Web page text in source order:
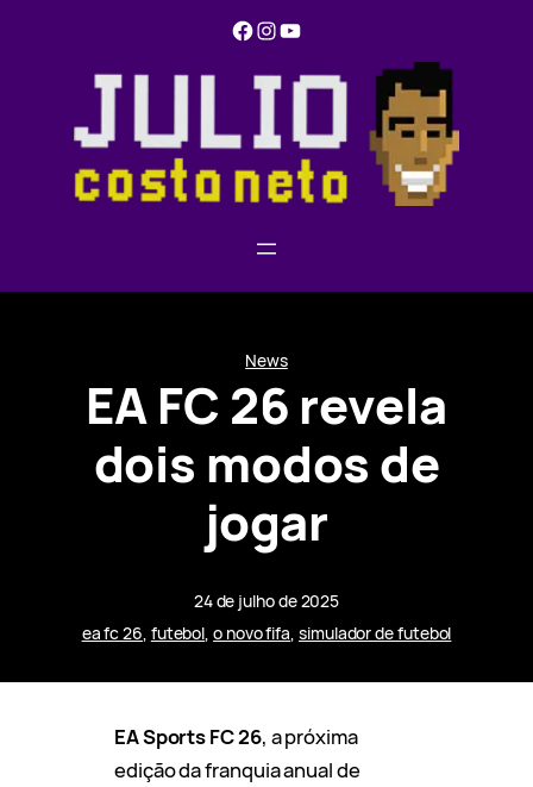
Facebook Instagram YouTube
News
EA FC 26 revela
dois modos de
jogar
24 de julho de 2025
ea fc 26, futebol, o novo fifa, simulador de futebol
EA Sports FC 26, a próxima
edição da franquia anual de